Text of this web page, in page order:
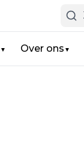
▼ Over ons ▼